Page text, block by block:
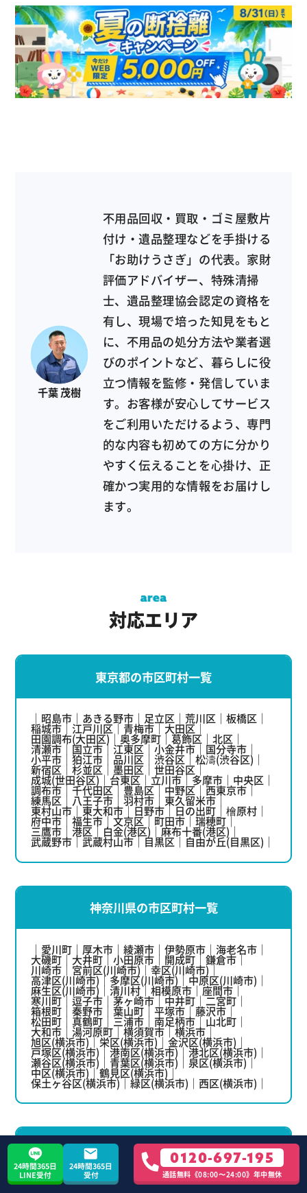
千葉 茂樹
不用品回収・買取・ゴミ屋敷片
付け・遺品整理などを手掛ける
「お助けうさぎ」の代表。家財
評価アドバイザー、特殊清掃
士、遺品整理協会認定の資格を
有し、現場で培った知見をもと
に、不用品の処分方法や業者選
びのポイントなど、暮らしに役
立つ情報を監修・発信していま
す。お客様が安心してサービス
をご利用いただけるよう、専門
的な内容も初めての方に分かり
やすく伝えることを心掛け、正
確かつ実用的な情報をお届けし
ます。
対応エリア
東京都の市区町村一覧
昭島市 あきる野市 足立区 荒川区 板橋区
稲城市 江戸川区 青梅市 大田区
田園調布(大田区) 奥多摩町 葛飾区 北区
清瀬市 国立市 江東区 小金井市 国分寺市
小平市 狛江市 品川区 渋谷区 松濤(渋谷区)
新宿区 杉並区 墨田区 世田谷区
成城(世田谷区) 台東区 立川市 多摩市 中央区
調布市 千代田区 豊島区 中野区 西東京市
練馬区 八王子市 羽村市 東久留米市
東村山市 東大和市 日野市 日の出町 檜原村
府中市 福生市 文京区 町田市 瑞穂町
三鷹市 港区 白金(港区) 麻布十番(港区)
武蔵野市 武蔵村山市 目黒区 自由が丘(目黒区)
神奈川県の市区町村一覧
愛川町 厚木市 綾瀬市 伊勢原市 海老名市
大磯町 大井町 小田原市 開成町 鎌倉市
川崎市 宮前区(川崎市) 幸区(川崎市)
高津区(川崎市) 多摩区(川崎市) 中原区(川崎市)
麻生区(川崎市) 清川村 相模原市 座間市
寒川町 逗子市 茅ヶ崎市 中井町 二宮町
箱根町 秦野市 葉山町 平塚市 藤沢市
松田町 真鶴町 三浦市 南足柄市 山北町
大和市 湯河原町 横須賀市 横浜市
旭区(横浜市) 栄区(横浜市) 金沢区(横浜市)
戸塚区(横浜市) 港南区(横浜市) 港北区(横浜市)
瀬谷区(横浜市) 青葉区(横浜市) 泉区(横浜市)
中区(横浜市) 鶴見区(横浜市)
保土ヶ谷区(横浜市) 緑区(横浜市) 西区(横浜市)
埼玉県の市区町村一覧
24時間365日
LINE受付
24時間365日
受付
0120-697-195
通話無料《08:00〜24:00》年中無休